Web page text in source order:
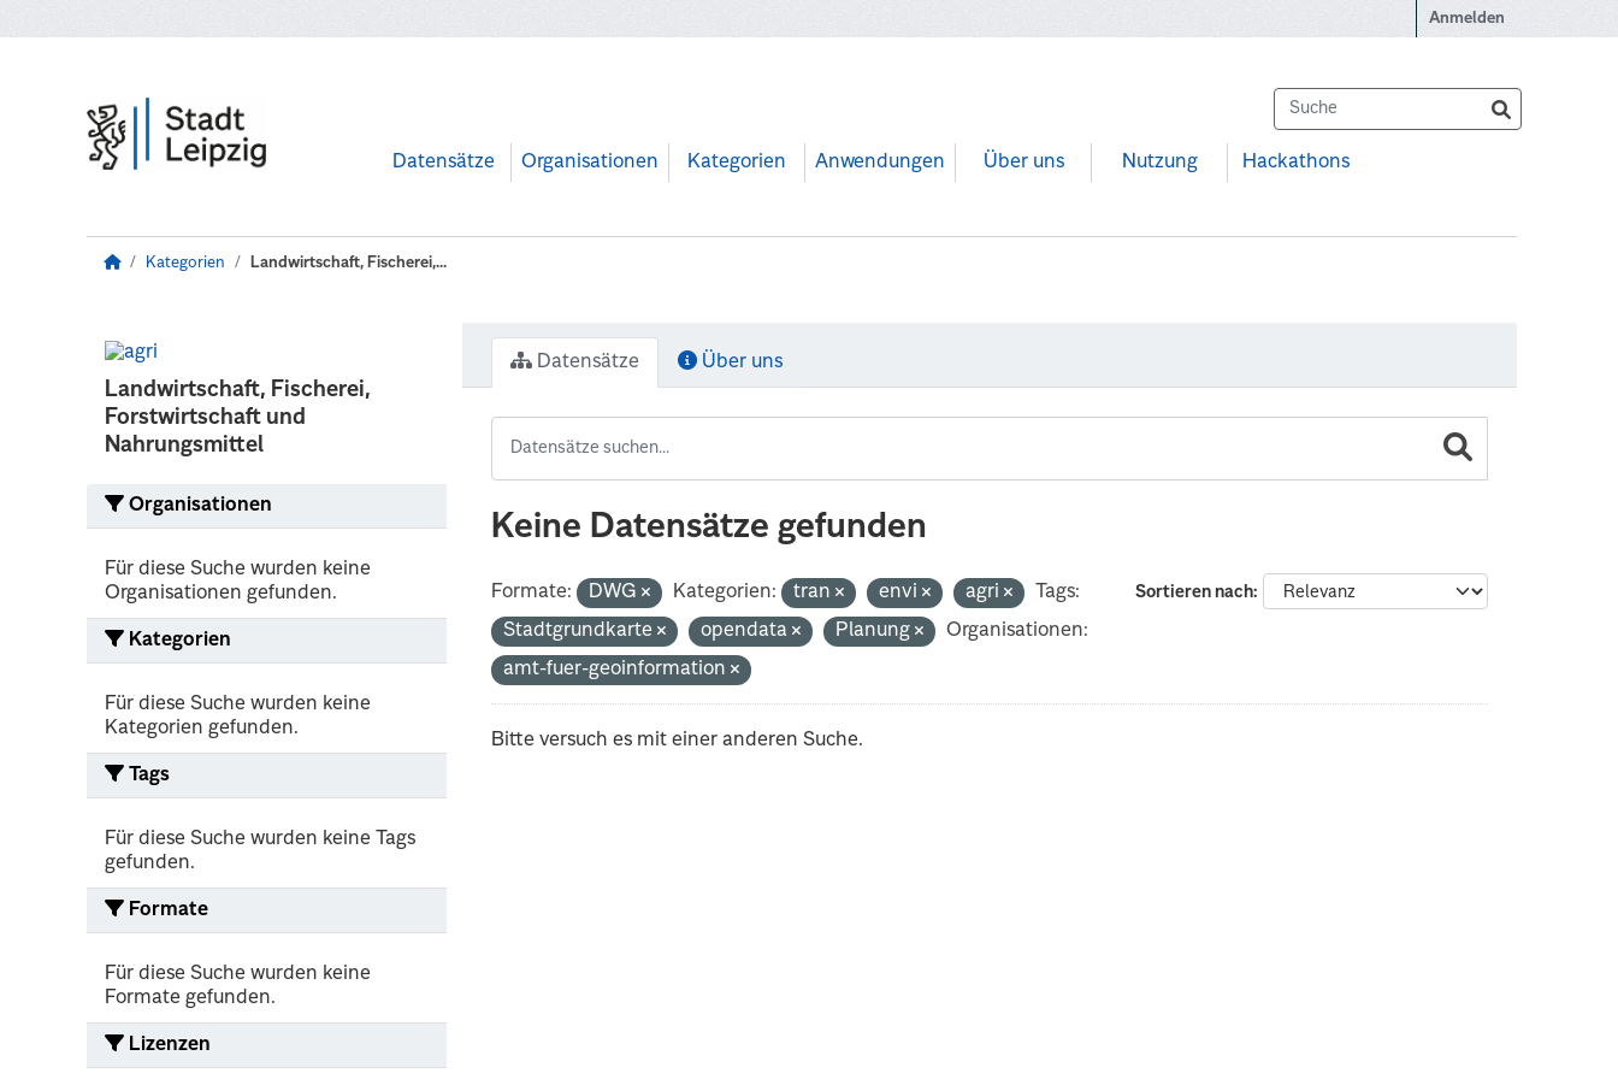
Anmelden
Datensätze Organisationen Kategorien Anwendungen Über uns Nutzung Hackathons
Kategorien Landwirtschaft, Fischerei,...
Landwirtschaft, Fischerei,
Forstwirtschaft und
Nahrungsmittel
Organisationen
Für diese Suche wurden keine
Organisationen gefunden.
Kategorien
Für diese Suche wurden keine
Kategorien gefunden.
Tags
Für diese Suche wurden keine Tags
gefunden.
Formate
Für diese Suche wurden keine
Formate gefunden.
Lizenzen
Datensätze Über uns
Keine Datensätze gefunden
Sortieren nach
Formate: DWG Kategorien: tran envi agri
Tags:
Stadtgrundkarte
opendata Planung
Organisationen:
amt-fuer-geoinformation
Bitte versuch es mit einer anderen Suche.